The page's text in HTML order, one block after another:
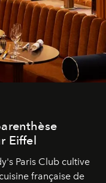
Eiffel
Paris Club cultive
française de